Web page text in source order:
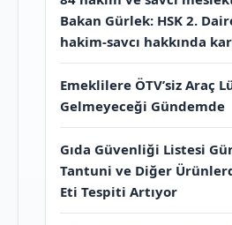
Bakan Gürlek: HSK 2.
hakim-savcı hakkında
Emeklilere ÖTV’siz Araç
Gelmeyeceği Gündemde
Gıda Güvenliği Listesi
Tantuni ve Diğer
Eti Tespiti Artıyor